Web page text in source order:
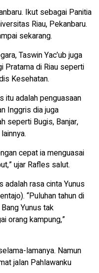
Ikut sebagai Panitia
Riau, Pekanbaru.
sekarang.
Taswin Yac’ub juga
Pratama di Riau seperti
Kesehatan.
itu adalah penguasaan
Inggris dia juga
seperti Bugis, Banjar,
cepat ia menguasai
ujar Rafles salut.
adalah rasa cinta Yunus
“Puluhan tahun di
Yunus tak
orang kampung,”
lamanya. Namun
jalan Pahlawanku